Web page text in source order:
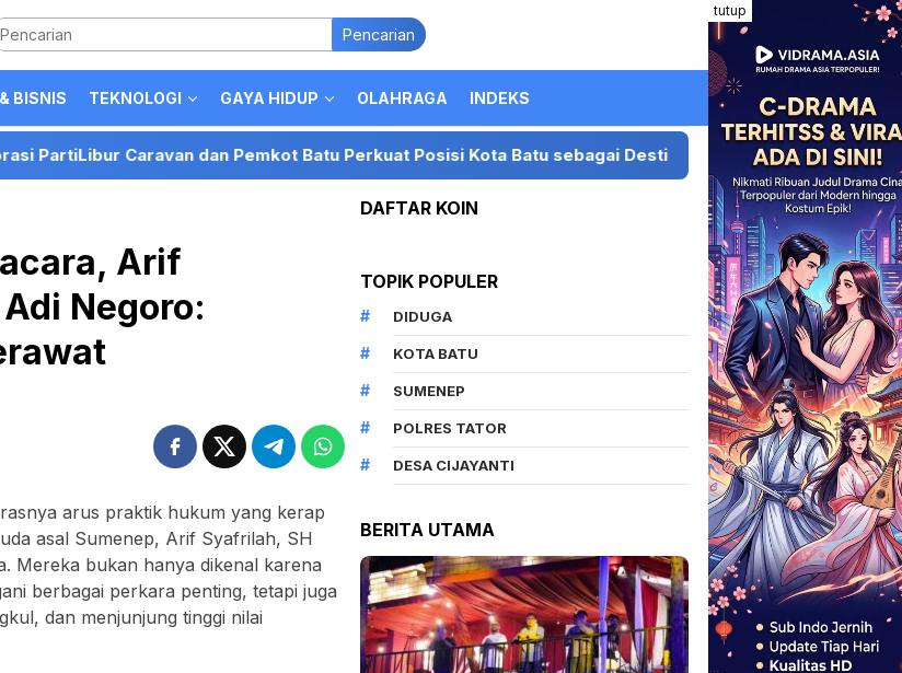
tutup
Pencarian
BISNIS TEKNOLOGI GAYA HIDUP OLAHRAGA INDEKS
dan Pemkot Batu Perkuat Posisi Kota Batu sebagai Destinasi Festival Musik Nasional
Arif
Negoro:
arus praktik hukum yang kerap
asal Sumenep, Arif Syafrilah, SH
Mereka bukan hanya dikenal karena
berbagai perkara penting, tetapi juga
dan menjunjung tinggi nilai
DAFTAR KOIN
TOPIK POPULER
DIDUGA
KOTA BATU
SUMENEP
POLRES TATOR
DESA CIJAYANTI
BERITA UTAMA